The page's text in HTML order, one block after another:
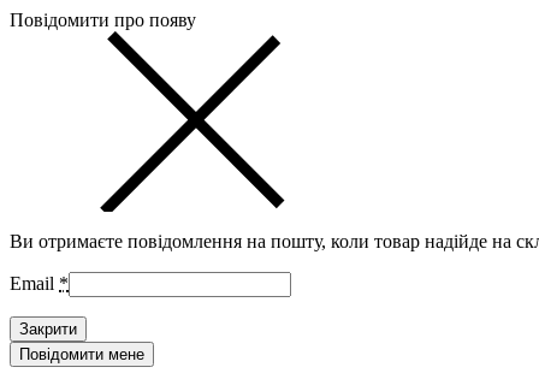
Повідомити про появу
Ви отримаєте повідомлення на пошту, коли товар надійде на
Email *
Закрити
Повідомити мене